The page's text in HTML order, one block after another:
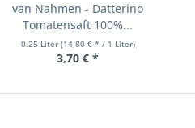
van Nahmen - Datterino
Tomatensaft 100%...
0.25 Liter (14,80 € * / 1 Liter)
3,70 € *